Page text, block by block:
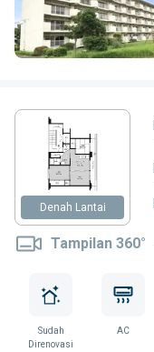
Denah Lantai
Tampilan 360°
Sudah
Direnovasi
AC